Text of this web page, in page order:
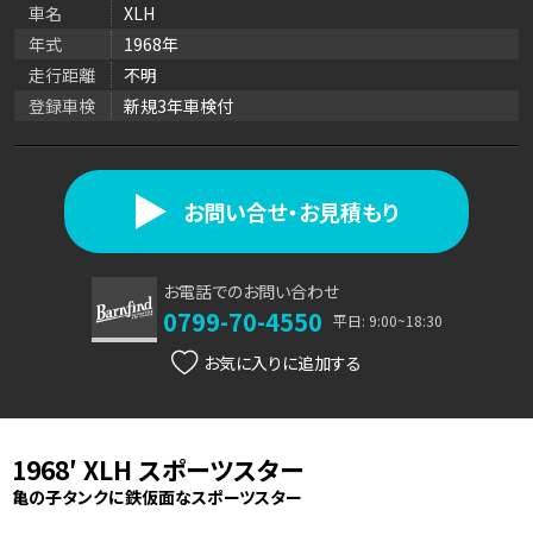
車名
XLH
年式
1968年
走行距離
不明
登録車検
新規3年車検付
お問い合せ・お見積もり
お電話でのお問い合わせ
0799-70-4550 平日: 9:00~18:30
お気に入り
1968′ XLH スポーツスター
亀の子タンクに鉄仮面なスポーツスター